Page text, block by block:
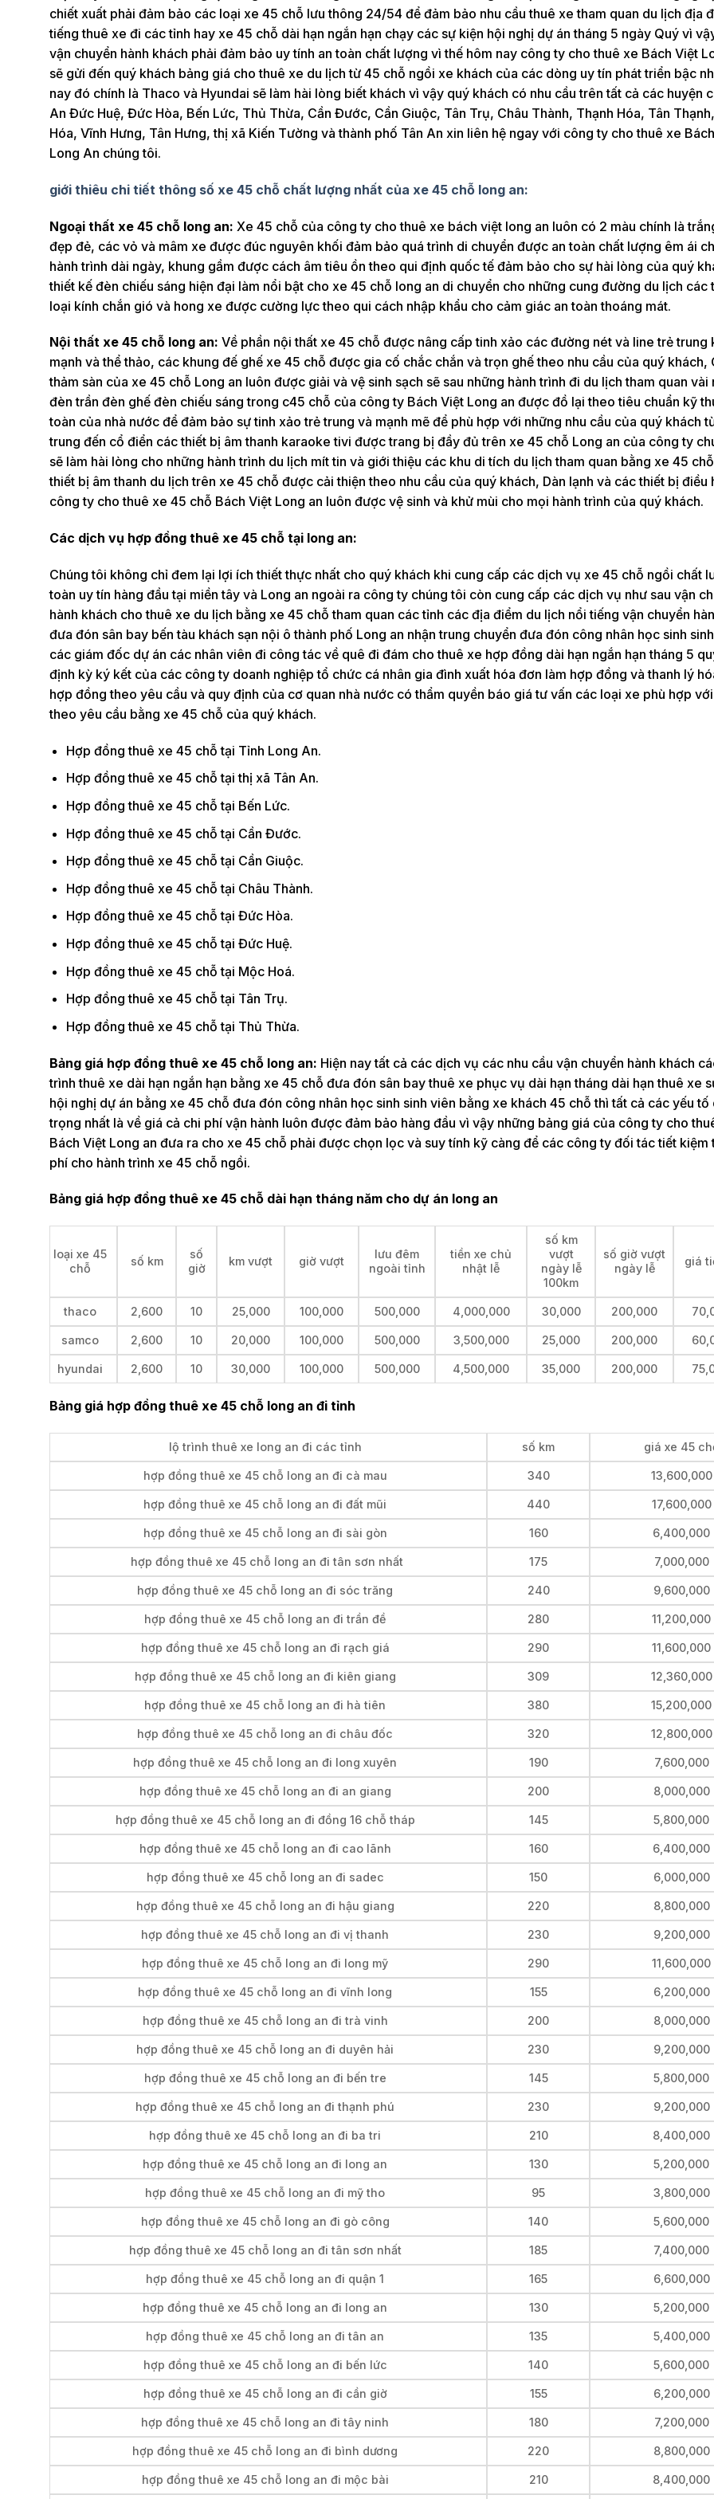
chiết xuất phải đảm bảo các loại xe 45 chỗ lưu thông 24/54 để đảm bảo nhu cầu thuê xe tham quan du lịch địa
tiếng thuê xe đi các tỉnh hay xe 45 chỗ dài hạn ngắn hạn chạy các sự kiện hội nghị dự án tháng 5 ngày Quý vì
vận chuyển hành khách phải đảm bảo uy tính an toàn chất lượng vì thế hôm nay công ty cho thuê xe Bách Việt
sẽ gửi đến quý khách bảng giá cho thuê xe du lịch từ 45 chỗ ngồi xe khách của các dòng uy tín phát triển bậc
nay đó chính là Thaco và Hyundai sẽ làm hài lòng biết khách vì vậy quý khách có nhu cầu trên tất cả các huyện
An Đức Huệ, Đức Hòa, Bến Lức, Thủ Thừa, Cần Đước, Cần Giuộc, Tân Trụ, Châu Thành, Thạnh Hóa, Tân
Hóa, Vĩnh Hưng, Tân Hưng, thị xã Kiến Tường và thành phố Tân An xin liên hệ ngay với công ty cho thuê xe
Long An chúng tôi.
giới thiêu chi tiết thông số xe 45 chỗ chất lượng nhất của xe 45 chỗ long an:
Ngoại thất xe 45 chỗ long an: Xe 45 chỗ của công ty cho thuê xe bách việt long an luôn có 2 màu chính là
đẹp đẻ, các vỏ và mâm xe được đúc nguyên khối đảm bảo quá trình di chuyển được an toàn chất lượng êm ái
hành trình dài ngày, khung gầm được cách âm tiêu ồn theo qui định quốc tế đảm bảo cho sự hài lòng của quý
thiết kế đèn chiếu sáng hiện đại làm nổi bật cho xe 45 chỗ long an di chuyển cho những cung đường du lịch các
loại kính chắn gió và hong xe được cường lực theo qui cách nhập khẩu cho cảm giác an toàn thoáng mát.
Nội thất xe 45 chỗ long an: Về phần nội thất xe 45 chỗ được nâng cấp tinh xảo các đường nét và line trẻ trung
mạnh và thể thảo, các khung đế ghế xe 45 chỗ được gia cố chắc chắn và trọn ghế theo nhu cầu của quý khách,
thảm sàn của xe 45 chỗ Long an luôn được giải và vệ sinh sạch sẽ sau những hành trình đi du lịch tham quan vài
đèn trần đèn ghế đèn chiếu sáng trong c45 chỗ của công ty Bách Việt Long an được đồ lại theo tiêu chuẩn kỹ
toàn của nhà nước để đảm bảo sự tinh xảo trẻ trung và mạnh mẽ để phù hợp với những nhu cầu của quý khách
trung đến cổ điển các thiết bị âm thanh karaoke tivi được trang bị đầy đủ trên xe 45 chỗ Long an của công ty
sẽ làm hài lòng cho những hành trình du lịch mít tin và giới thiệu các khu di tích du lịch tham quan bằng xe 45
thiết bị âm thanh du lịch trên xe 45 chỗ được cải thiện theo nhu cầu của quý khách, Dàn lạnh và các thiết bị điều
công ty cho thuê xe 45 chỗ Bách Việt Long an luôn được vệ sinh và khử mùi cho mọi hành trình của quý khách.
Các dịch vụ hợp đồng thuê xe 45 chỗ tại long an:
Chúng tôi không chỉ đem lại lợi ích thiết thực nhất cho quý khách khi cung cấp các dịch vụ xe 45 chỗ ngồi chất
toàn uy tín hàng đầu tại miền tây và Long an ngoài ra công ty chúng tôi còn cung cấp các dịch vụ như sau vận
hành khách cho thuê xe du lịch bằng xe 45 chỗ tham quan các tỉnh các địa điểm du lịch nổi tiếng vận chuyển
đưa đón sân bay bến tàu khách sạn nội ô thành phố Long an nhận trung chuyển đưa đón công nhân học sinh
các giám đốc dự án các nhân viên đi công tác về quê đi đám cho thuê xe hợp đồng dài hạn ngắn hạn tháng 5
định kỳ ký kết của các công ty doanh nghiệp tổ chức cá nhân gia đình xuất hóa đơn làm hợp đồng và thanh lý
hợp đồng theo yêu cầu và quy định của cơ quan nhà nước có thẩm quyền báo giá tư vấn các loại xe phù hợp
theo yêu cầu bằng xe 45 chỗ của quý khách.
Hợp đồng thuê xe 45 chỗ tại Tỉnh Long An.
Hợp đồng thuê xe 45 chỗ tại thị xã Tân An.
Hợp đồng thuê xe 45 chỗ tại Bến Lức.
Hợp đồng thuê xe 45 chỗ tại Cần Đước.
Hợp đồng thuê xe 45 chỗ tại Cần Giuộc.
Hợp đồng thuê xe 45 chỗ tại Châu Thành.
Hợp đồng thuê xe 45 chỗ tại Đức Hòa.
Hợp đồng thuê xe 45 chỗ tại Đức Huệ.
Hợp đồng thuê xe 45 chỗ tại Mộc Hoá.
Hợp đồng thuê xe 45 chỗ tại Tân Trụ.
Hợp đồng thuê xe 45 chỗ tại Thủ Thừa.
Bảng giá hợp đồng thuê xe 45 chỗ long an: Hiện nay tất cả các dịch vụ các nhu cầu vận chuyển hành khách
trình thuê xe dài hạn ngắn hạn bằng xe 45 chỗ đưa đón sân bay thuê xe phục vụ dài hạn tháng dài hạn thuê xe
hội nghị dự án bằng xe 45 chỗ đưa đón công nhân học sinh sinh viên bằng xe khách 45 chỗ thì tất cả các yếu tố
trọng nhất là về giá cả chi phí vận hành luôn được đảm bảo hàng đầu vì vậy những bảng giá của công ty cho
Bách Việt Long an đưa ra cho xe 45 chỗ phải được chọn lọc và suy tính kỹ càng để các công ty đối tác tiết kiệm
phí cho hành trình xe 45 chỗ ngồi.
Bảng giá hợp đồng thuê xe 45 chỗ dài hạn tháng năm cho dự án long an
loại xe 45
chỗ
số km
số
giờ
km vượt giờ vượt
lưu đêm
ngoài tỉnh
tiền xe chủ
nhật lễ
số km
vượt
ngày lễ
100km
số giờ vượt
ngày lễ
giá
thaco 2,600 10 25,000 100,000 500,000 4,000,000 30,000 200,000
samco 2,600 10 20,000 100,000 500,000 3,500,000 25,000 200,000
hyundai 2,600 10 30,000 100,000 500,000 4,500,000 35,000 200,000
Bảng giá hợp đồng thuê xe 45 chỗ long an đi tỉnh
lộ trình thuê xe long an đi các tỉnh số km giá xe 45
hợp đồng thuê xe 45 chỗ long an đi cà mau 340 13,600,000
hợp đồng thuê xe 45 chỗ long an đi đất mũi 440 17,600,000
hợp đồng thuê xe 45 chỗ long an đi sài gòn 160 6,400,000
hợp đồng thuê xe 45 chỗ long an đi tân sơn nhất 175 7,000,000
hợp đồng thuê xe 45 chỗ long an đi sóc trăng 240 9,600,000
hợp đồng thuê xe 45 chỗ long an đi trần đề 280 11,200,000
hợp đồng thuê xe 45 chỗ long an đi rạch giá 290 11,600,000
hợp đồng thuê xe 45 chỗ long an đi kiên giang 309 12,360,000
hợp đồng thuê xe 45 chỗ long an đi hà tiên 380 15,200,000
hợp đồng thuê xe 45 chỗ long an đi châu đốc 320 12,800,000
hợp đồng thuê xe 45 chỗ long an đi long xuyên 190 7,600,000
hợp đồng thuê xe 45 chỗ long an đi an giang 200 8,000,000
hợp đồng thuê xe 45 chỗ long an đi đồng 16 chỗ tháp 145 5,800,000
hợp đồng thuê xe 45 chỗ long an đi cao lãnh 160 6,400,000
hợp đồng thuê xe 45 chỗ long an đi sadec 150 6,000,000
hợp đồng thuê xe 45 chỗ long an đi hậu giang 220 8,800,000
hợp đồng thuê xe 45 chỗ long an đi vị thanh 230 9,200,000
hợp đồng thuê xe 45 chỗ long an đi long mỹ 290 11,600,000
hợp đồng thuê xe 45 chỗ long an đi vĩnh long 155 6,200,000
hợp đồng thuê xe 45 chỗ long an đi trà vinh 200 8,000,000
hợp đồng thuê xe 45 chỗ long an đi duyên hải 230 9,200,000
hợp đồng thuê xe 45 chỗ long an đi bến tre 145 5,800,000
hợp đồng thuê xe 45 chỗ long an đi thạnh phú 230 9,200,000
hợp đồng thuê xe 45 chỗ long an đi ba tri 210 8,400,000
hợp đồng thuê xe 45 chỗ long an đi long an 130 5,200,000
hợp đồng thuê xe 45 chỗ long an đi mỹ tho 95 3,800,000
hợp đồng thuê xe 45 chỗ long an đi gò công 140 5,600,000
hợp đồng thuê xe 45 chỗ long an đi tân sơn nhất 185 7,400,000
hợp đồng thuê xe 45 chỗ long an đi quận 1 165 6,600,000
hợp đồng thuê xe 45 chỗ long an đi long an 130 5,200,000
hợp đồng thuê xe 45 chỗ long an đi tân an 135 5,400,000
hợp đồng thuê xe 45 chỗ long an đi bến lức 140 5,600,000
hợp đồng thuê xe 45 chỗ long an đi cần giờ 155 6,200,000
hợp đồng thuê xe 45 chỗ long an đi tây ninh 180 7,200,000
hợp đồng thuê xe 45 chỗ long an đi bình dương 220 8,800,000
hợp đồng thuê xe 45 chỗ long an đi mộc bài 210 8,400,000